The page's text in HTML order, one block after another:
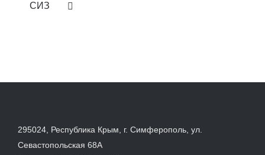
СИЗ
295024, Республика Крым, г. Симферополь, ул.
Севастопольская 68А